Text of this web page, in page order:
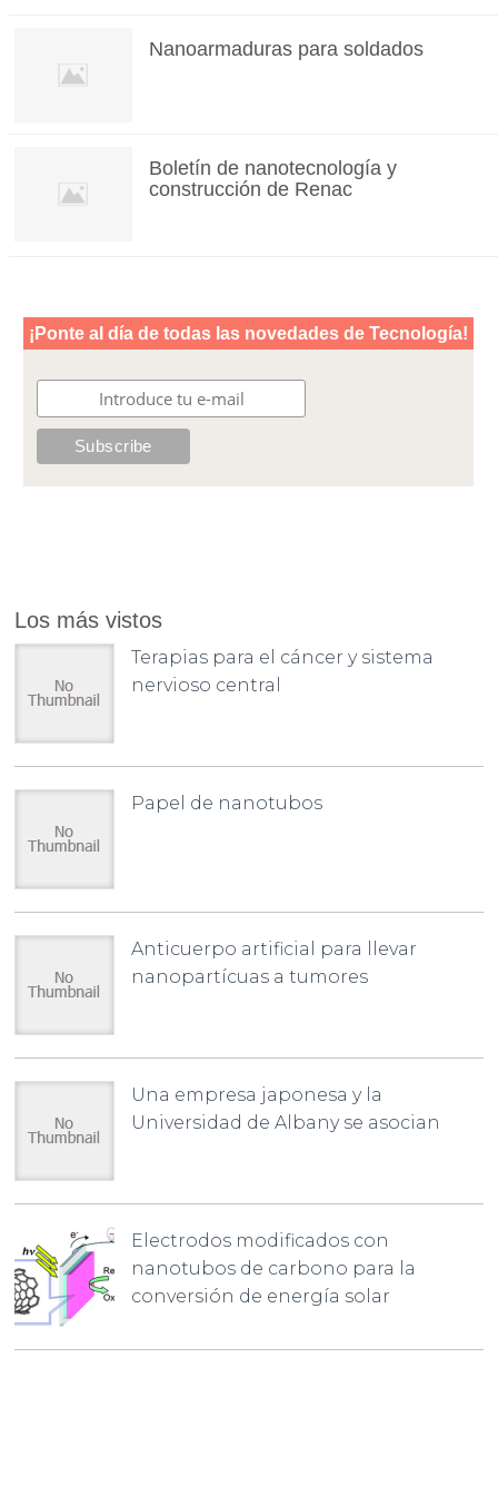
Nanoarmaduras para soldados
Boletín de nanotecnología y
construcción de Renac
Los más vistos
Terapias para el cáncer y sistema
nervioso central
Papel de nanotubos
Anticuerpo artificial para llevar
nanopartícuas a tumores
Una empresa japonesa y la
Universidad de Albany se asocian
Electrodos modificados con
nanotubos de carbono para la
conversión de energía solar